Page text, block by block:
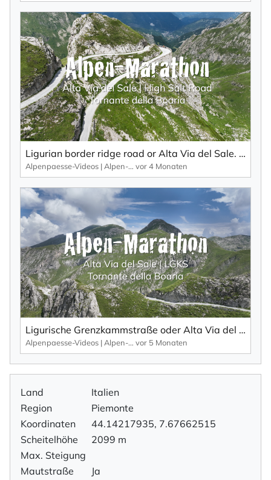
Ligurian border ridge road or Alta Via del Sale. Highlight: The Tornante della Boaria.
Alpenpaesse-Videos | Alpen-Marathon vor 4 Monaten
Ligurische Grenzkammstraße oder Alta Via del Sale. Highlight: Die Tornante della Boaria.
Alpenpaesse-Videos | Alpen-Marathon vor 5 Monaten
Land
Italien
Region
Piemonte
Koordinaten
44.14217935, 7.67662515
Scheitelhöhe
2099 m
Max. Steigung
Mautstraße
Ja